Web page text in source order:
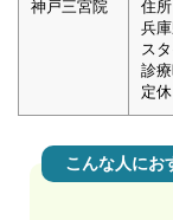
神戸三宮院
住
兵
ス
診
定
こんな人にお